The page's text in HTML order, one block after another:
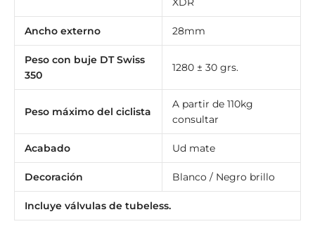
Ancho externo 28mm
Peso con buje DT Swiss
350
1280 ± 30 grs.
Peso máximo del ciclista
A partir de 110kg
consultar
Acabado Ud mate
Decoración Blanco / Negro brillo
Incluye válvulas de tubeless.